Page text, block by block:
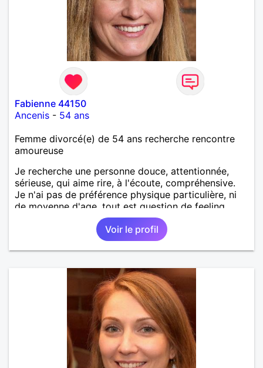
Fabienne 44150
Ancenis - 54 ans
Femme divorcé(e) de 54 ans recherche rencontre
amoureuse
Je recherche une personne douce, attentionnée,
sérieuse, qui aime rire, à l'écoute, compréhensive.
Je n'ai pas de préférence physique particulière, ni
de moyenne d'age, tout est question de feeling.
Voir le profil